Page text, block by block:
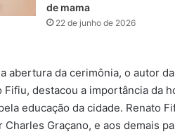
de mama
22 de junho de 2026
abertura da cerimônia, o autor
Fifiu, destacou a importância da
educação da cidade. Renato
Charles Graçano, e aos demais